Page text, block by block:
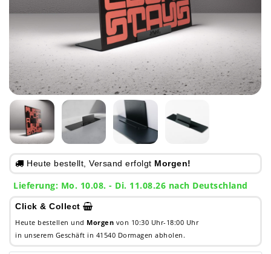
Heute bestellt, Versand erfolgt Morgen!
Lieferung: Mo. 10.08. - Di. 11.08.26 nach Deutschland
Click & Collect
Heute bestellen und Morgen von 10:30 Uhr-18:00 Uhr
in unserem Geschäft in 41540 Dormagen abholen.